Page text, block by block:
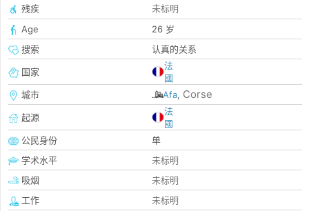
残疾
未标明
Age
26 岁
搜索
认真的关系
国家
法
國
城市
Afa, Corse
起源
法
國
公民身份
单
学术水平
未标明
吸烟
未标明
工作
未标明